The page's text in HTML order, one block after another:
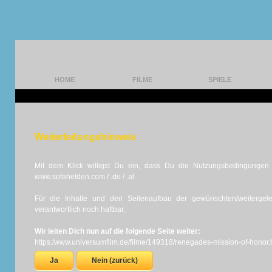
HOME FILME SPIELE
Weiterleitungshinweis
Mit dem Klick willigst Du ein, dass Du die
www.sofahelden.com / .de / .at
Für die Inhalte und den Seitenaufbau der gewünschten/
verantwortlich noch haftbar.
Wir leiten Dich nun auf die folgende Seite weiter:
https:/www.universumfilm.de/filme/149318/renegades-mission-of-
Ja Nein (zurück)